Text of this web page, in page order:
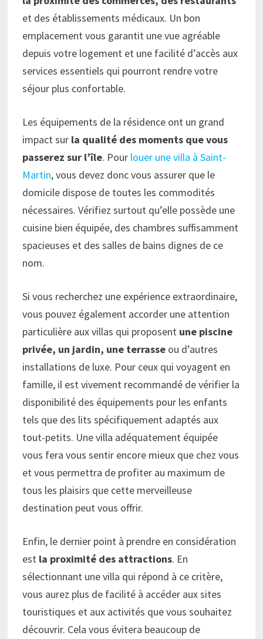
et des établissements médicaux. Un bon
emplacement vous garantit une vue agréable
depuis votre logement et une facilité d’accès aux
services essentiels qui pourront rendre votre
séjour plus confortable.
Les équipements de la résidence ont un grand
impact sur la qualité des moments que vous
passerez sur l’île. Pour louer une villa à Saint-
Martin, vous devez donc vous assurer que le
domicile dispose de toutes les commodités
nécessaires. Vérifiez surtout qu’elle possède une
cuisine bien équipée, des chambres suffisamment
spacieuses et des salles de bains dignes de ce
nom.
Si vous recherchez une expérience extraordinaire,
vous pouvez également accorder une attention
particulière aux villas qui proposent une piscine
privée, un jardin, une terrasse ou d’autres
installations de luxe. Pour ceux qui voyagent en
famille, il est vivement recommandé de vérifier la
disponibilité des équipements pour les enfants
tels que des lits spécifiquement adaptés aux
tout-petits. Une villa adéquatement équipée
vous fera vous sentir encore mieux que chez vous
et vous permettra de profiter au maximum de
tous les plaisirs que cette merveilleuse
destination peut vous offrir.
Enfin, le dernier point à prendre en considération
est la proximité des attractions. En
sélectionnant une villa qui répond à ce critère,
vous aurez plus de facilité à accéder aux sites
touristiques et aux activités que vous souhaitez
découvrir. Cela vous évitera beaucoup de